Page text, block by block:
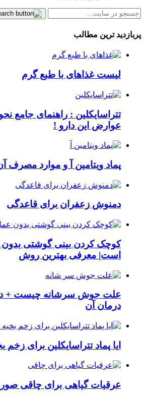
پربازدید ترین مطالب
لیست غذاهای با طبع گرم
تتراسایکلین : راهنمای جامع
عوارض این دارو !
پماد ویتامین آ و موارد مصرف
دمنوش زعفران برای قاعدگی
کوچک کردن بینی گوشتی
است| معرفی بهترین روش
علت جوش سرشانه چیست +
درمان آن
ایا پماد تتراسایکلین برای
عرقیات گیاهی برای چاقی